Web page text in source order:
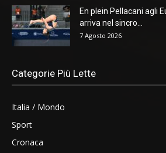
En plein Pellacani agli
arriva nel sincro...
7 Agosto 2026
Categorie Più Lette
Italia / Mondo
Sport
Cronaca